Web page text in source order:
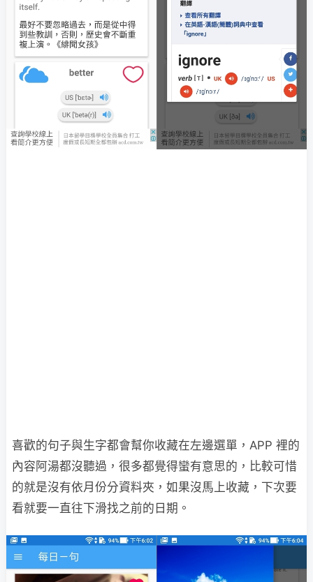
喜歡的句子與生字都會幫你收藏在左邊選單，APP 裡的
內容阿湯都沒聽過，很多都覺得蠻有意思的，比較可惜
的就是沒有依月份分資料夾，如果沒馬上收藏，下次要
看就要一直往下滑找之前的日期。